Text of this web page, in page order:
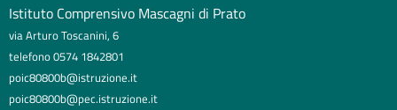
Istituto Comprensivo Mascagni di Prato
via Arturo Toscanini, 6
telefono 0574 1842801
poic80800b@istruzione.it
poic80800b@pec.istruzione.it